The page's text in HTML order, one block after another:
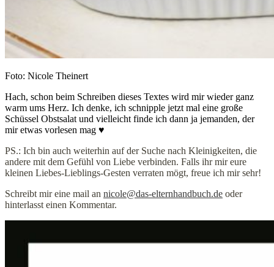
Foto: Nicole Theinert
Hach, schon beim Schreiben dieses Textes wird mir wieder ganz
warm ums Herz. Ich denke, ich schnipple jetzt mal eine große
Schüssel Obstsalat und vielleicht finde ich dann ja jemanden, der
mir etwas vorlesen mag ♥
PS.: Ich bin auch weiterhin auf der Suche nach Kleinigkeiten, die
andere mit dem Gefühl von Liebe verbinden. Falls ihr mir eure
kleinen Liebes-Lieblings-Gesten verraten mögt, freue ich mir sehr!
Schreibt mir eine mail an nicole@das-elternhandbuch.de oder
hinterlasst einen Kommentar.